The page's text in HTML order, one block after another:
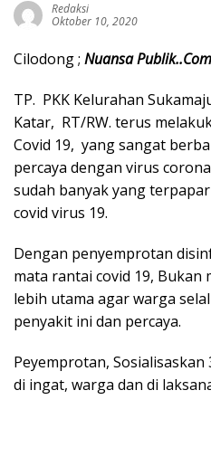
Redaksi
Oktober 10, 2020
Cilodong ; Nuansa Publik..Com
TP. PKK Kelurahan
Katar, RT/RW. terus
Covid 19, yang sangat
percaya dengan virus
sudah banyak yang
covid virus 19.
Dengan penyemprotan
mata rantai covid 19, Bukan
lebih utama agar warga
penyakit ini dan percaya.
Peyemprotan, Sosialisaskan
di ingat, warga dan di